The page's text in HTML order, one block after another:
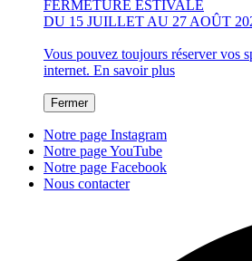
FERMETURE ESTIVALE
DU 15 JUILLET AU 27 AOÛT
Vous pouvez toujours réserver vos
internet. En savoir plus
Fermer
Notre page Instagram
Notre page YouTube
Notre page Facebook
Nous contacter